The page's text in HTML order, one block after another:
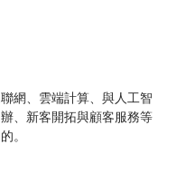
網、雲端計算、與人工智
、新客開拓與顧客服務等
。